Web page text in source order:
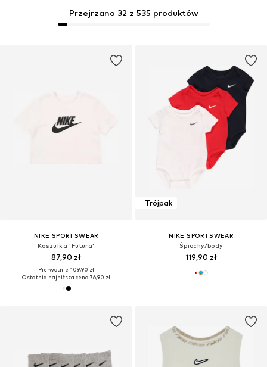
Przejrzano 32 z 535 produktów
NIKE SPORTSWEAR
Koszulka 'Futura'
87,90 zł
Pierwotnie: 109,90 zł
Ostatnia najniższa cena:76,90 zł
Trójpak
NIKE SPORTSWEAR
Śpiochy/body
119,90 zł